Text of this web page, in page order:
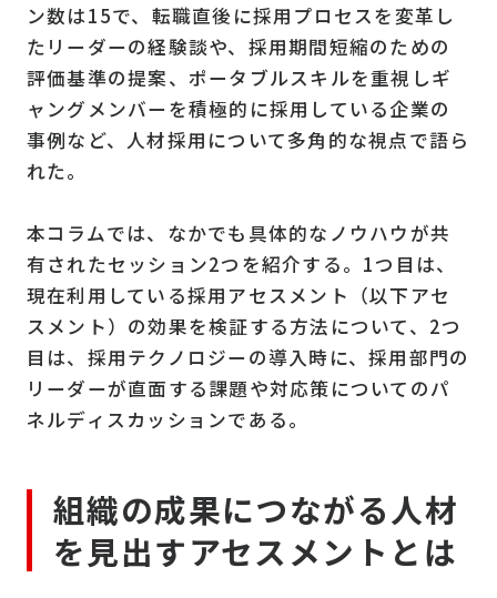
ン数は15で、転職直後に採用プロセスを変革し
たリーダーの経験談や、採用期間短縮のための
評価基準の提案、ポータブルスキルを重視しギ
ャングメンバーを積極的に採用している企業の
事例など、人材採用について多角的な視点で語ら
れた。
本コラムでは、なかでも具体的なノウハウが共
有されたセッション2つを紹介する。1つ目は、
現在利用している採用アセスメント（以下アセ
スメント）の効果を検証する方法について、2つ
目は、採用テクノロジーの導入時に、採用部門の
リーダーが直面する課題や対応策についてのパ
ネルディスカッションである。
組織の成果につながる人材
を見出すアセスメントとは